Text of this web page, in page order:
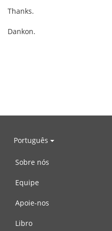
Thanks.
Dankon.
Português
Sobre nós
Equipe
Apoie-nos
Libro